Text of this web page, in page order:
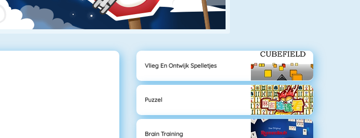
Vlieg En Ontwijk Spelletjes
Puzzel
Brain Training